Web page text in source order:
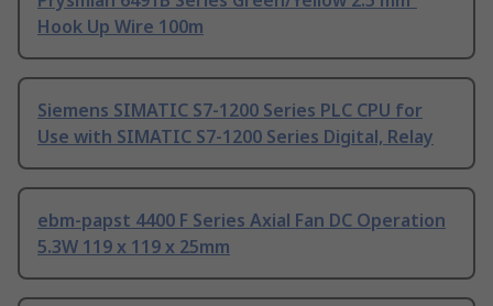
Hook Up Wire 100m
Siemens SIMATIC S7-1200 Series PLC CPU for
Use with SIMATIC S7-1200 Series Digital, Relay
ebm-papst 4400 F Series Axial Fan DC Operation
5.3W 119 x 119 x 25mm